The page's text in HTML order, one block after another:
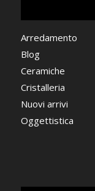
Arredamento
Blog
Ceramiche
Cristalleria
Nuovi arrivi
Oggettistica